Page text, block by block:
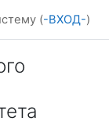
(-ВХОД-)